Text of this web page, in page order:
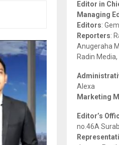
r
:
Editor in
Managing
Editors:
Reporters:
Anugeraha
Radin
Alexa
Marketing
Editor’s
no.46A